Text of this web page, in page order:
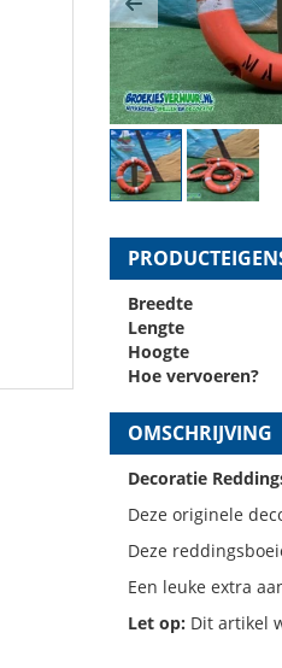
Previous
Breedte
Lengte
Hoogte
Hoe vervoeren?
OMSCHRIJVING
Decoratie
Deze originele
Deze
Een leuke extra
Let op: Dit artikel